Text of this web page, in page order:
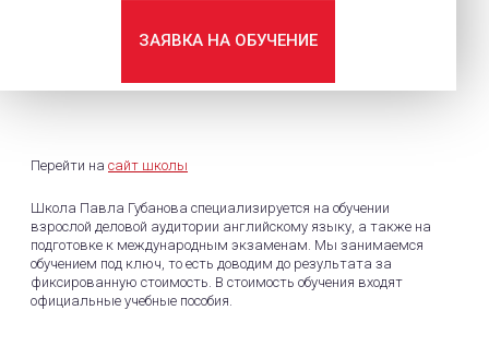
ЗАЯВКА НА ОБУЧЕНИЕ
Перейти на сайт школы
Школа Павла Губанова специализируется на обучении
взрослой деловой аудитории английскому языку, а также на
подготовке к международным экзаменам. Мы занимаемся
обучением под ключ, то есть доводим до результата за
фиксированную стоимость. В стоимость обучения входят
официальные учебные пособия.